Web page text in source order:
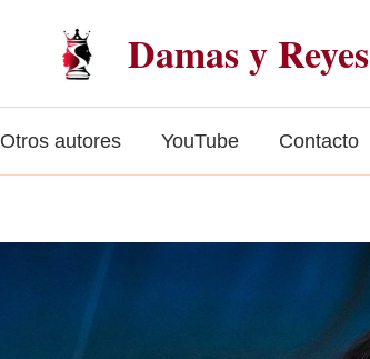
Damas y Reyes
Otros autores YouTube Contacto